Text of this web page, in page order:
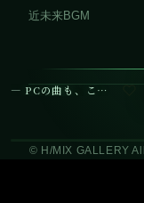
近未来BGM
© H/MIX GALLERY
— PCの曲も、ここで再生できます —